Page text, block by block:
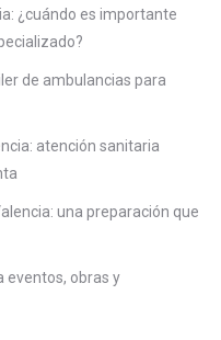
¿cuándo es importante
de ambulancias para
atención sanitaria
una preparación que
eventos, obras y